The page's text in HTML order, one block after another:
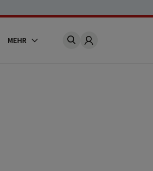
MEHR Account